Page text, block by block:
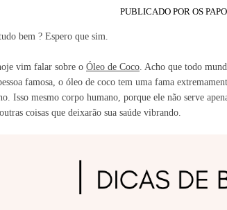
PUBLICADO POR OS
bem ? Espero que sim.
vim falar sobre o Óleo de Coco . Acho que todo
famosa, o óleo de coco tem uma fama
Isso mesmo corpo humano, porque ele não serve
coisas que deixarão sua saúde vibrando.